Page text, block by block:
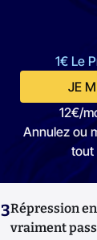
1€ Le
JE
12€/
Annulez ou
tout
3Répression
vraiment